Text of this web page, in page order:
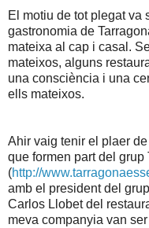
El motiu de tot plegat va
gastronomia de
mateixa al cap i casal.
mateixos, alguns
una consciència i una
ells mateixos.
Ahir vaig tenir el plaer
que formen part del grup
(http://
amb el president del
Carlos Llobet del
meva companyia van ser